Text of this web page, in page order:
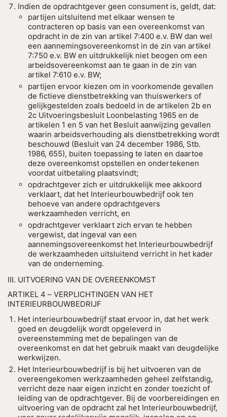
Indien de opdrachtgever geen consument is, geldt, dat:
partijen uitsluitend met elkaar wensen te
contracteren op basis van een overeenkomst van
opdracht in de zin van artikel 7:400 e.v. BW dan wel
een aannemingsovereenkomst in de zin van artikel
7:750 e.v. BW en uitdrukkelijk niet beogen om een
arbeidsovereenkomst aan te gaan in de zin van
artikel 7:610 e.v. BW;
partijen ervoor kiezen om in voorkomende gevallen
de fictieve dienstbetrekking van thuiswerkers of
gelijkgestelden zoals bedoeld in de artikelen 2b en
2c Uitvoeringsbesluit Loonbelasting 1965 en de
artikelen 1 en 5 van het Besluit aanwijzing gevallen
waarin arbeidsverhouding als dienstbetrekking wordt
beschouwd (Besluit van 24 december 1986, Stb.
1986, 655), buiten toepassing te laten en daartoe
deze overeenkomst opstellen en ondertekenen
voordat uitbetaling plaatsvindt;
opdrachtgever zich er uitdrukkelijk mee akkoord
verklaart, dat het Interieurbouwbedrijf ook ten
behoeve van andere opdrachtgevers
werkzaamheden verricht, en
opdrachtgever verklaart zich ervan te hebben
vergewist, dat ingeval van een
aannemingsovereenkomst het Interieurbouwbedrijf
de werkzaamheden uitsluitend verricht in het kader
van de onderneming.
III. UITVOERING VAN DE OVEREENKOMST
ARTIKEL 4 – VERPLICHTINGEN VAN HET
INTERIEURBOUWBEDRIJF
Het interieurbouwbedrijf staat ervoor in, dat het werk
goed en deugdelijk wordt opgeleverd in
overeenstemming met de bepalingen van de
overeenkomst en dat het gebruik maakt van deugdelijke
werkwijzen.
Het Interieurbouwbedrijf is bij het uitvoeren van de
overeengekomen werkzaamheden geheel zelfstandig,
verricht deze naar eigen inzicht en zonder toezicht of
leiding van de opdrachtgever. Bij de voorbereidingen en
uitvoering van de opdracht zal het Interieurbouwbedrijf,